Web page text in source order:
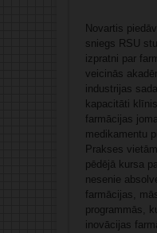
Novartis
sniegs RSU
izpratni par
veicinās
industrijas
kapacitāti
farmācijas
medikamentu
Prakses
pēdējā kursa
nesenie
farmācijas,
programmās,
inovācijas